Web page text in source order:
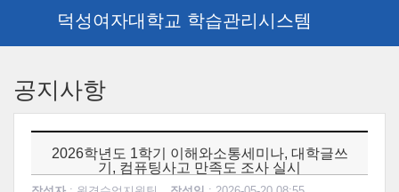
덕성여자대학교 학습관리시스템
공지사항
2026학년도 1학기 이해와소통세미나, 대학글쓰
기, 컴퓨팅사고 만족도 조사 실시